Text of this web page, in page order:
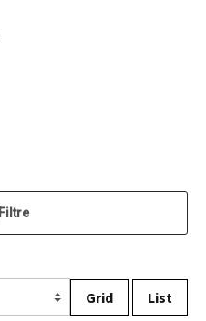
Filtre
Grid List